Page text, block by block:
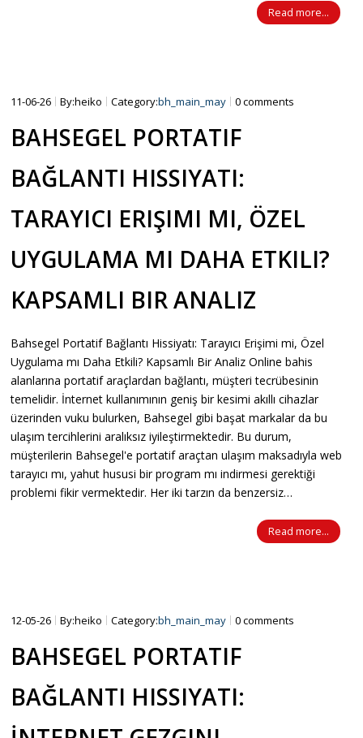
Read more...
11-06-26 By:heiko Category:bh_main_may 0 comments
BAHSEGEL PORTATIF
BAĞLANTI HISSIYATI:
TARAYICI ERIŞIMI MI, ÖZEL
UYGULAMA MI DAHA ETKILI?
KAPSAMLI BIR ANALIZ
Bahsegel Portatif Bağlantı Hissiyatı: Tarayıcı Erişimi mi, Özel
Uygulama mı Daha Etkili? Kapsamlı Bir Analiz Online bahis
alanlarına portatif araçlardan bağlantı, müşteri tecrübesinin
temelidir. İnternet kullanımının geniş bir kesimi akıllı cihazlar
üzerinden vuku bulurken, Bahsegel gibi başat markalar da bu
ulaşım tercihlerini aralıksız iyileştirmektedir. Bu durum,
müşterilerin Bahsegel'e portatif araçtan ulaşım maksadıyla web
tarayıcı mı, yahut hususi bir program mı indirmesi gerektiği
problemi fikir vermektedir. Her iki tarzın da benzersiz…
Read more...
12-05-26 By:heiko Category:bh_main_may 0 comments
BAHSEGEL PORTATIF
BAĞLANTI HISSIYATI: